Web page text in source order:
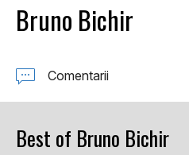
Bruno Bichir
Comentarii
Best of Bruno Bichir